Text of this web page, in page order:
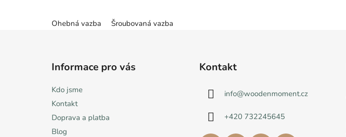
Ohebná vazba Šroubovaná vazba
Informace pro vás
Kdo jsme
Kontakt
Doprava a platba
Blog
Kontakt
info@woodenmoment.cz
+420 732245645